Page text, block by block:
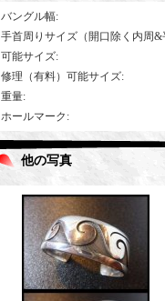
バングル幅:
手首周りサイズ（開口除く内周&
可能サイズ:
修理（有料）可能サイズ:
重量:
ホールマーク :
他の写真